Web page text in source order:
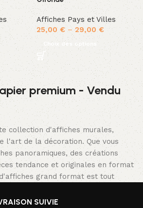
Affiches Pays et Villes
25,00 € –29,00€
Choix des options
premium - Vendu
collection d'affiches murales,
l'art de la décoration. Que vous
panoramiques, des créations
tendance et originales en format
grand format est tout
SUIVIE